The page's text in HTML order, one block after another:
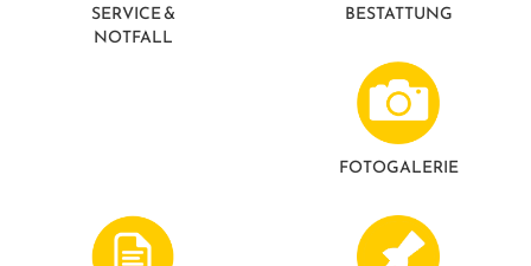
SERVICE &
NOTFALL
BESTATTUNG
FOTO­GALERIE